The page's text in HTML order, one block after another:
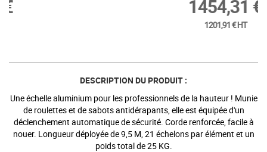
DESCRIPTION DU PRODUIT :
Une échelle aluminium pour les professionnels de la hauteur ! Munie
de roulettes et de sabots antidérapants, elle est équipée d'un
déclenchement automatique de sécurité. Corde renforcée, facile à
nouer. Longueur déployée de 9,5 M, 21 échelons par élément et un
poids total de 25 KG.